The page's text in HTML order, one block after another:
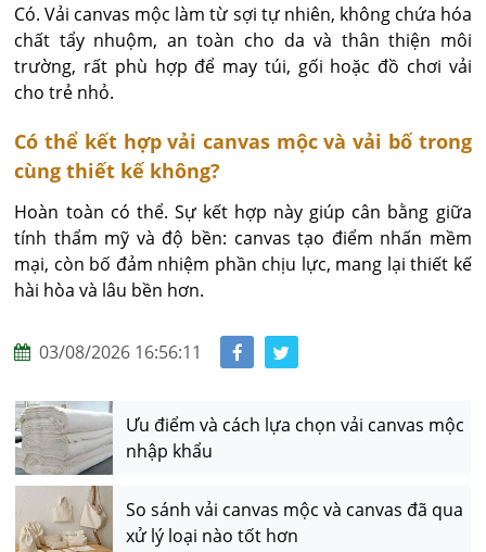
Có. Vải canvas mộc làm từ sợi tự nhiên, không chứa hóa
chất tẩy nhuộm, an toàn cho da và thân thiện môi
trường, rất phù hợp để may túi, gối hoặc đồ chơi vải
cho trẻ nhỏ.
Có thể kết hợp vải canvas mộc và vải bố trong
cùng thiết kế không?
Hoàn toàn có thể. Sự kết hợp này giúp cân bằng giữa
tính thẩm mỹ và độ bền: canvas tạo điểm nhấn mềm
mại, còn bố đảm nhiệm phần chịu lực, mang lại thiết kế
hài hòa và lâu bền hơn.
03/08/2026 16:56:11
Ưu điểm và cách lựa chọn vải canvas mộc
nhập khẩu
So sánh vải canvas mộc và canvas đã qua
xử lý loại nào tốt hơn